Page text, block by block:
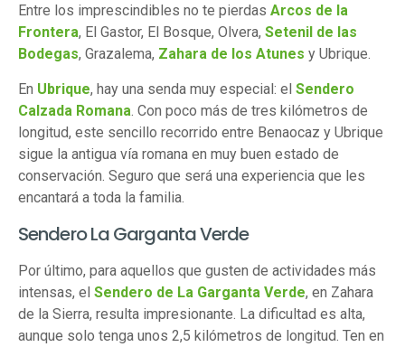
Entre los imprescindibles no te pierdas Arcos de la
Frontera, El Gastor, El Bosque, Olvera, Setenil de las
Bodegas, Grazalema, Zahara de los Atunes y Ubrique.
En Ubrique, hay una senda muy especial: el Sendero
Calzada Romana . Con poco más de tres kilómetros de
longitud, este sencillo recorrido entre Benaocaz y Ubrique
sigue la antigua vía romana en muy buen estado de
conservación. Seguro que será una experiencia que les
encantará a toda la familia.
Sendero La Garganta Verde
Por último, para aquellos que gusten de actividades más
intensas, el Sendero de La Garganta Verde, en Zahara
de la Sierra, resulta impresionante. La dificultad es alta,
aunque solo tenga unos 2,5 kilómetros de longitud. Ten en